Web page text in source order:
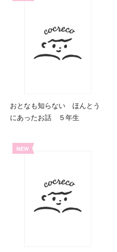
おとなも知らない ほんとう
にあったお話 ５年生
NEW